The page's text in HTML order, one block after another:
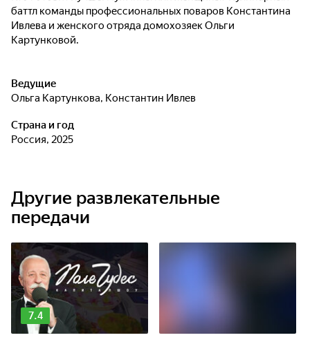
баттл команды профессиональных поваров Константина
Ивлева и женского отряда домохозяек Ольги
Картунковой.
Ведущие
Ольга Картункова, Константин Ивлев
Страна и год
Россия, 2025
Другие развлекательные
передачи
7.4